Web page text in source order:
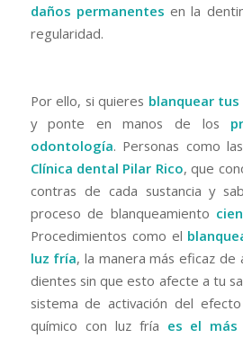
daños permanentes en la
regularidad.
Por ello, si quieres blanquear
y ponte en manos de los
odontología. Personas como
Clínica dental Pilar Rico, que
contras de cada sustancia y
proceso de blanqueamiento
Procedimientos como el
luz fría, la manera más eficaz
dientes sin que esto afecte a tu
sistema de activación del
químico con luz fría es el más